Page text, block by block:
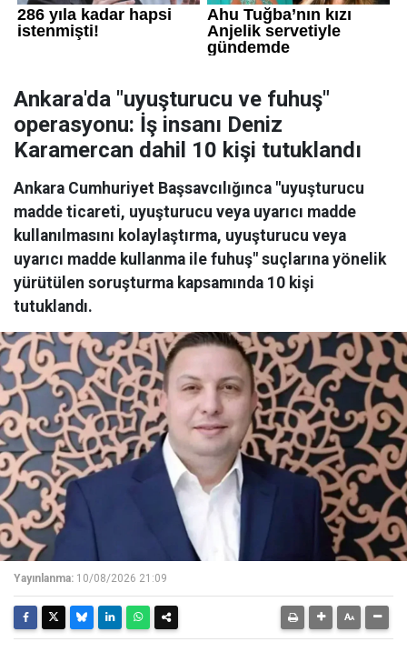
Ankara'da "uyuşturucu ve fuhuş"
operasyonu: İş insanı Deniz
Karamercan dahil 10 kişi tutuklandı
Ankara Cumhuriyet Başsavcılığınca "uyuşturucu
madde ticareti, uyuşturucu veya uyarıcı madde
kullanılmasını kolaylaştırma, uyuşturucu veya
uyarıcı madde kullanma ile fuhuş" suçlarına yönelik
yürütülen soruşturma kapsamında 10 kişi
tutuklandı.
Yayınlanma: 10/08/2026 21:09